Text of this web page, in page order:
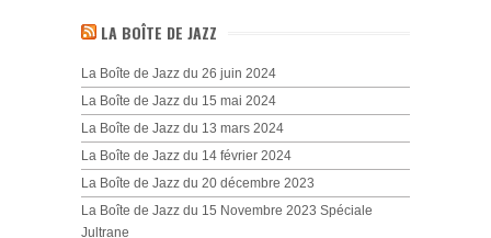
LA BOÎTE DE JAZZ
La Boîte de Jazz du 26 juin 2024
La Boîte de Jazz du 15 mai 2024
La Boîte de Jazz du 13 mars 2024
La Boîte de Jazz du 14 février 2024
La Boîte de Jazz du 20 décembre 2023
La Boîte de Jazz du 15 Novembre 2023 Spéciale
Jultrane